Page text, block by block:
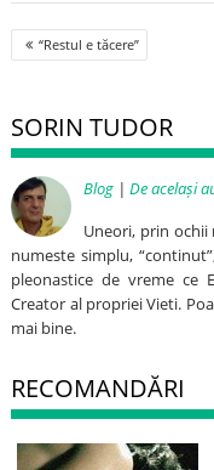
Post
navigation
“Restul e tăcere”
SORIN TUDOR
Blog |De același
Uneori, prin ochii
numeste simplu,
pleonastice de vreme ce
Creator al propriei Vieti.
mai bine.
RECOMANDĂRI